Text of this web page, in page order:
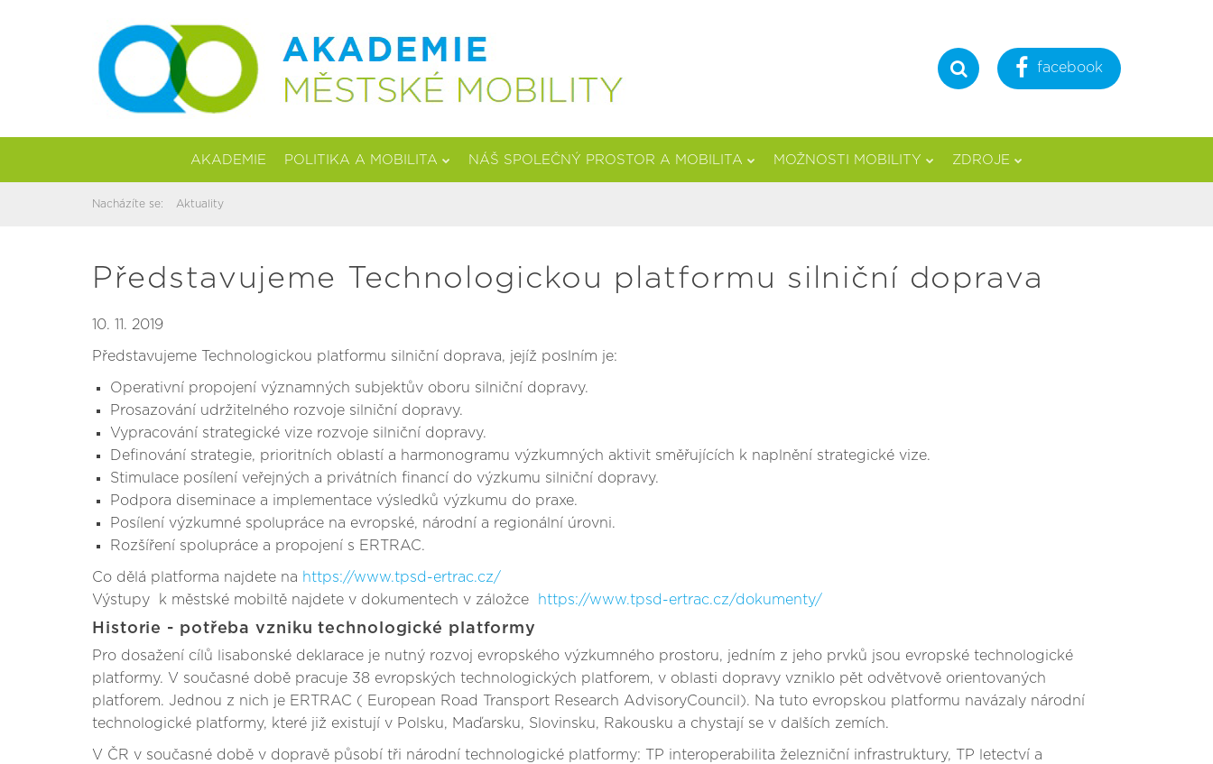
Hledat facebook
AKADEMIE POLITIKA A MOBILITA NÁŠ SPOLEČNÝ PROSTOR A MOBILITA MOŽNOSTI MOBILITY ZDROJE
Nacházíte se: Aktuality
Představujeme Technologickou platformu silniční doprava
10. 11. 2019
Představujeme Technologickou platformu silniční doprava, jejíž poslním je:
Operativní propojení významných subjektův oboru silniční dopravy.
Prosazování udržitelného rozvoje silniční dopravy.
Vypracování strategické vize rozvoje silniční dopravy.
Definování strategie, prioritních oblastí a harmonogramu výzkumných aktivit směřujících k naplnění strategické vize.
Stimulace posílení veřejných a privátních financí do výzkumu silniční dopravy.
Podpora diseminace a implementace výsledků výzkumu do praxe.
Posílení výzkumné spolupráce na evropské, národní a regionální úrovni.
Rozšíření spolupráce a propojení s ERTRAC.
Co dělá platforma najdete na https://www.tpsd-ertrac.cz/
Výstupy k městské mobiltě najdete v dokumentech v záložce
https://www.tpsd-ertrac.cz/dokumenty/
Historie - potřeba vzniku technologické platformy
Pro dosažení cílů lisabonské deklarace je nutný rozvoj evropského výzkumného prostoru, jedním z jeho prvků jsou evropské technologické
platformy. V současné době pracuje 38 evropských technologických platforem, v oblasti dopravy vzniklo pět odvětvově orientovaných
platforem. Jednou z nich je ERTRAC ( European Road Transport Research AdvisoryCouncil). Na tuto evropskou platformu navázaly národní
technologické platformy, které již existují v Polsku, Maďarsku, Slovinsku, Rakousku a chystají se v dalších zemích.
V ČR v současné době v dopravě působí tři národní technologické platformy: TP interoperabilita železniční infrastruktury, TP letectví a